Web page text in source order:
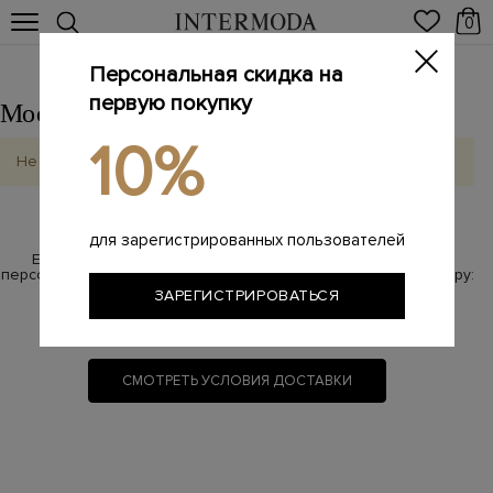
0
Москва Выбрать другой город
Не найдено
Если у Вас возникли вопросы по бесплатной доставке,
персональный менеджер с радостью на них ответит по номеру:
8 800 100-87-17
СМОТРЕТЬ УСЛОВИЯ ДОСТАВКИ
Персональная скидка на
первую покупку
10%
для зарегистрированных пользователей
ЗАРЕГИСТРИРОВАТЬСЯ